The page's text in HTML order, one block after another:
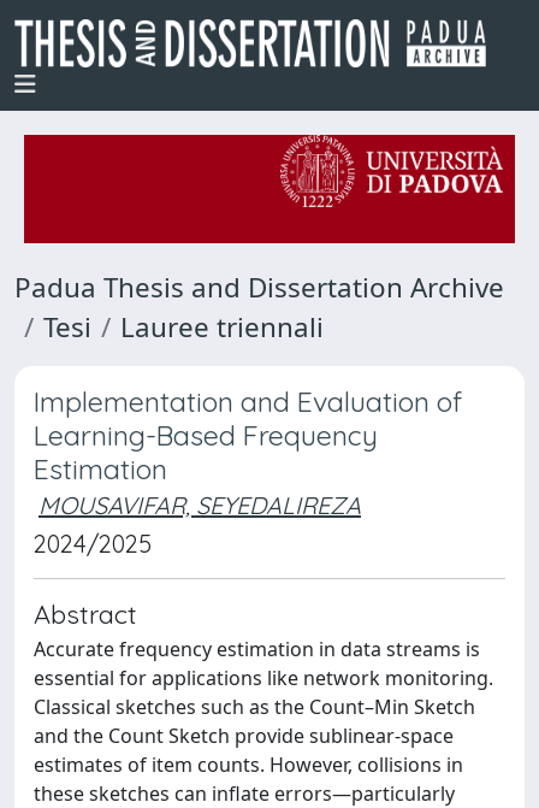
Padua Thesis and Dissertation Archive
Tesi
Lauree triennali
Implementation and Evaluation of
Learning-Based Frequency
Estimation
MOUSAVIFAR, SEYEDALIREZA
2024/2025
Abstract
Accurate frequency estimation in data streams is
essential for applications like network monitoring.
Classical sketches such as the Count–Min Sketch
and the Count Sketch provide sublinear-space
estimates of item counts. However, collisions in
these sketches can inflate errors—particularly